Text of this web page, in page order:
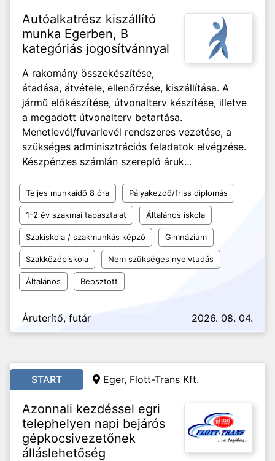
Autóalkatrész kiszállító
munka Egerben, B
kategóriás jogosítvánnyal
A rakomány összekészítése,
átadása, átvétele, ellenőrzése, kiszállítása. A
jármű előkészítése, útvonalterv készítése, illetve
a megadott útvonalterv betartása.
Menetlevél/fuvarlevél rendszeres vezetése, a
szükséges adminisztrációs feladatok elvégzése.
Készpénzes számlán szereplő áruk...
Teljes munkaidő 8 óra Pályakezdő/friss diplomás
1-2 év szakmai tapasztalat Általános iskola
Szakiskola / szakmunkás képző Gimnázium
Szakközépiskola Nem szükséges nyelvtudás
Általános Beosztott
Áruterítő, futár 2026. 08. 04.
START Eger, Flott-Trans Kft.
Azonnali kezdéssel egri
telephelyen napi bejárós
gépkocsivezetőnek
álláslehetőség